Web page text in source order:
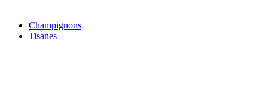
Champignons
Tisanes